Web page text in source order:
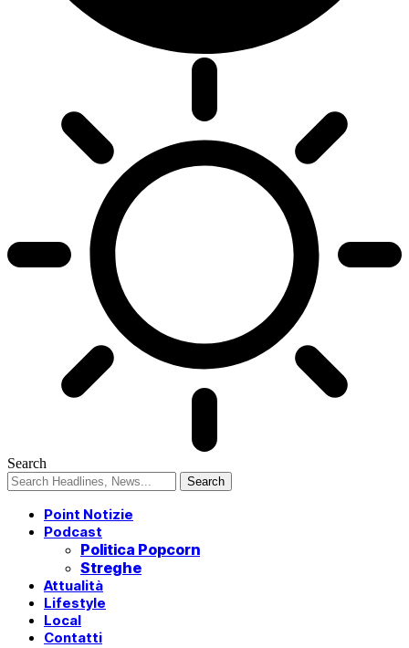
Search
Point Notizie
Podcast
Politica Popcorn
Streghe
Attualità
Lifestyle
Local
Contatti